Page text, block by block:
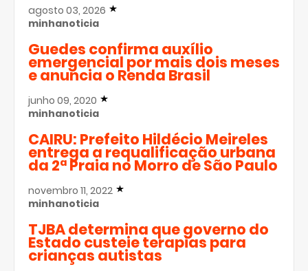
agosto 03, 2026
minhanoticia
Guedes confirma auxílio
emergencial por mais dois meses
e anuncia o Renda Brasil
junho 09, 2020
minhanoticia
CAIRU: Prefeito Hildécio Meireles
entrega a requalificação urbana
da 2ª Praia no Morro de São Paulo
novembro 11, 2022
minhanoticia
TJBA determina que governo do
Estado custeie terapias para
crianças autistas